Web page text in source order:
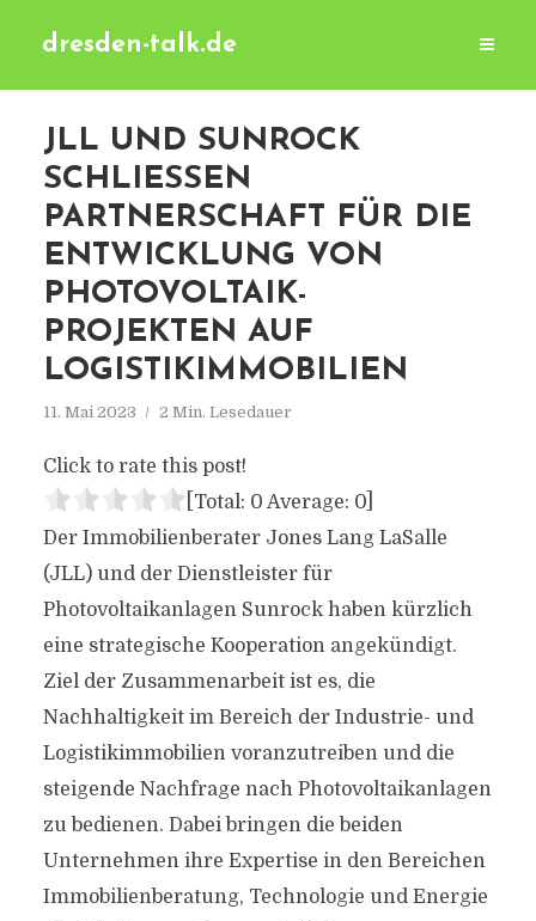
dresden-talk.de
JLL UND SUNROCK
SCHLIESSEN P
ARTNERSCHAFT FÜR DIE E
NTWICKLUNG VON P
HOTOVOLTAIK-P
ROJEKTEN AUF L
OGISTIKIMMOBILIEN
11. Mai 2023 2 Min. Lesedauer
Click to rate this post!
[Total: 0 Average: 0]
Der Immobilienberater Jones Lang LaSalle
(JLL) und der Dienstleister für
Photovoltaikanlagen Sunrock haben kürzlich
eine strategische Kooperation angekündigt.
Ziel der Zusammenarbeit ist es, die
Nachhaltigkeit im Bereich der Industrie- und
Logistikimmobilien voranzutreiben und die
steigende Nachfrage nach Photovoltaikanlagen
zu bedienen. Dabei bringen die beiden
Unternehmen ihre Expertise in den Bereichen
Immobilienberatung, Technologie und Energie